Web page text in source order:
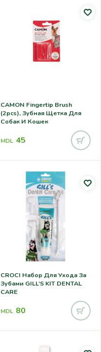
CAMON Fingertip Brush
(2pcs), Зубная Щетка Для
Собак И Кошек
MDL 45
CROCI Набор Для Ухода За
Зубами GILL’S KIT DENTAL
CARE
MDL 80